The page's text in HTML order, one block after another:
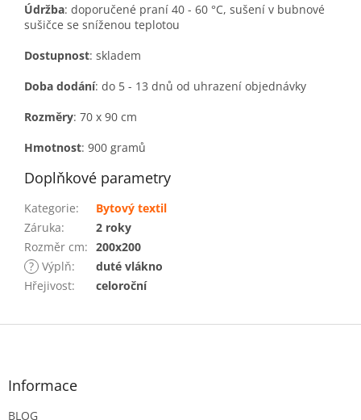
Údržba: doporučené praní 40 - 60 °C, sušení v bubnové
sušičce se sníženou teplotou
Dostupnost: skladem
Doba dodání: do 5 - 13 dnů od uhrazení objednávky
Rozměry: 70 x 90 cm
Hmotnost: 900 gramů
Doplňkové parametry
Kategorie:
Bytový textil
Záruka:
2 roky
Rozměr cm: 200x200
? Výplň:
duté vlákno
Hřejivost: celoroční
Z
Informace
BLOG